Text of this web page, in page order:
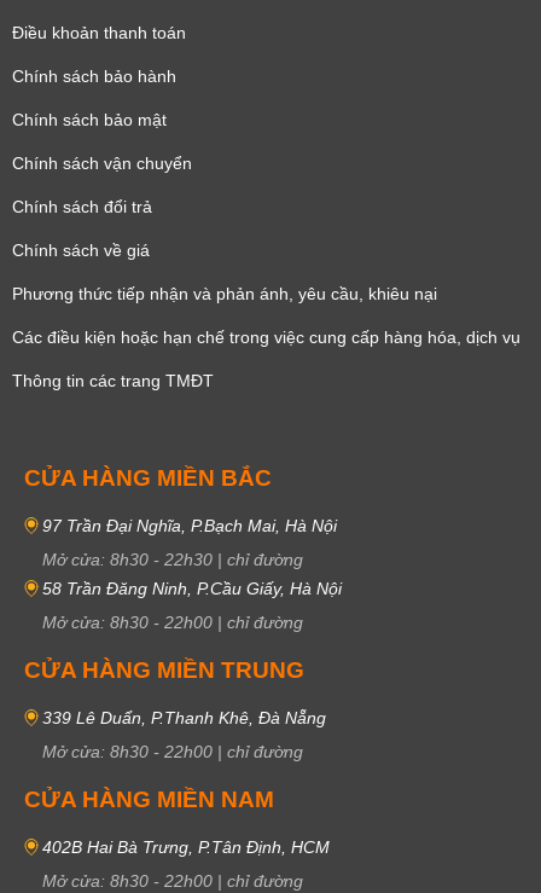
Điều khoản thanh toán
Chính sách bảo hành
Chính sách bảo mật
Chính sách vận chuyển
Chính sách đổi trả
Chính sách về giá
Phương thức tiếp nhận và phản ánh, yêu cầu, khiêu nại
Các điều kiện hoặc hạn chế trong việc cung cấp hàng hóa, dịch vụ
Thông tin các trang TMĐT
CỬA HÀNG MIỀN BẮC
97 Trần Đại Nghĩa, P.Bạch Mai, Hà Nội
Mở cửa: 8h30 - 22h30 | chỉ đường
58 Trần Đăng Ninh, P.Cầu Giấy, Hà Nội
Mở cửa: 8h30 - 22h00 | chỉ đường
CỬA HÀNG MIỀN TRUNG
339 Lê Duẩn, P.Thanh Khê, Đà Nẵng
Mở cửa: 8h30 - 22h00 | chỉ đường
CỬA HÀNG MIỀN NAM
402B Hai Bà Trưng, P.Tân Định, HCM
Mở cửa: 8h30 - 22h00 | chỉ đường